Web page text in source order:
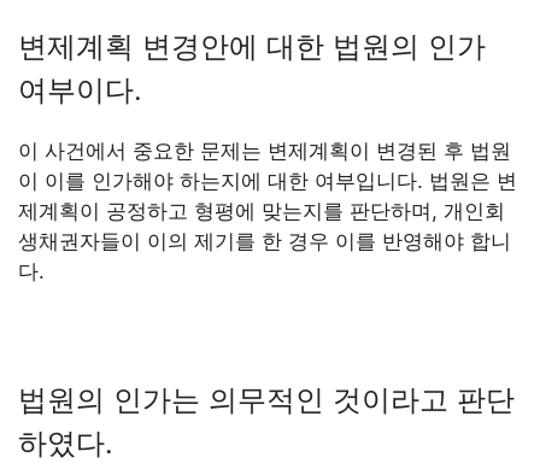
변제계획 변경안에 대한 법원의 인가
여부이다.
이 사건에서 중요한 문제는 변제계획이 변경된 후 법원
이 이를 인가해야 하는지에 대한 여부입니다. 법원은 변
제계획이 공정하고 형평에 맞는지를 판단하며, 개인회
생채권자들이 이의 제기를 한 경우 이를 반영해야 합니
다.
법원의 인가는 의무적인 것이라고 판단
하였다.